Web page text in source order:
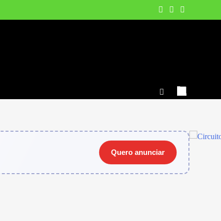
Quero anunciar